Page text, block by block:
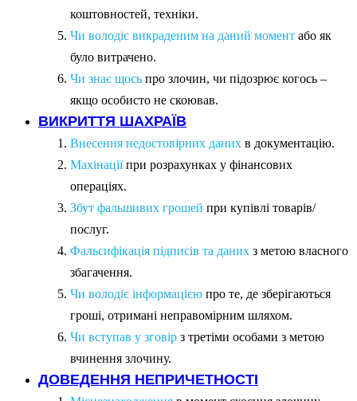
коштовностей, техніки.
Чи володіє викраденим на даний момент або як
було витрачено.
Чи знає щось про злочин, чи підозрює когось –
якщо особисто не скоював.
ВИКРИТТЯ ШАХРАЇВ
Внесення недостовірних даних в документацію.
Махінаціїпри розрахунках у фінансових
операціях.
Збут фальшивих грошей при купівлі товарів/
послуг.
Фальсифікація підписів та даних з метою власного
збагачення.
Чи володіє інформацією про те, де зберігаються
гроші, отримані неправомірним шляхом.
Чи вступав у зговір з третіми особами з метою
вчинення злочину.
ДОВЕДЕННЯ НЕПРИЧЕТНОСТІ